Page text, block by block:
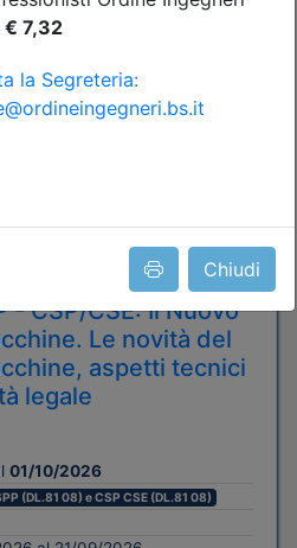
Chiudi
provincia di Brescia
- CSP/CSE: Il Nuovo
Le novità del
aspetti tecnici
legale
01/10/2026
(DL.81 08) e CSP CSE (DL.81 08)